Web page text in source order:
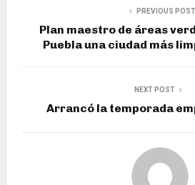
PREVIOUS POST
Plan maestro de áreas
Puebla una ciudad más
NEXT POST
Arrancó la temporada